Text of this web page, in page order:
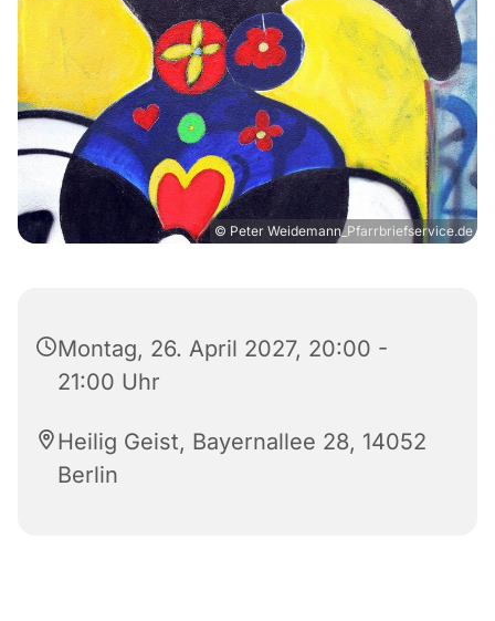
© Peter Weidemann_Pfarrbriefservice.de
Montag, 26. April 2027, 20:00 -
21:00 Uhr
Heilig Geist, Bayernallee 28, 14052
Berlin